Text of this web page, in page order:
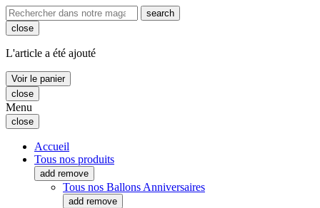
search
close
L'article a été ajouté
Voir le panier
close
Menu
close
Accueil
Tous nos produits
add remove
Tous nos Ballons Anniversaires
add remove